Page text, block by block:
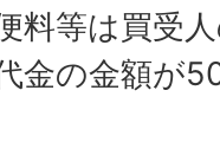
料等は買受
金の金額が